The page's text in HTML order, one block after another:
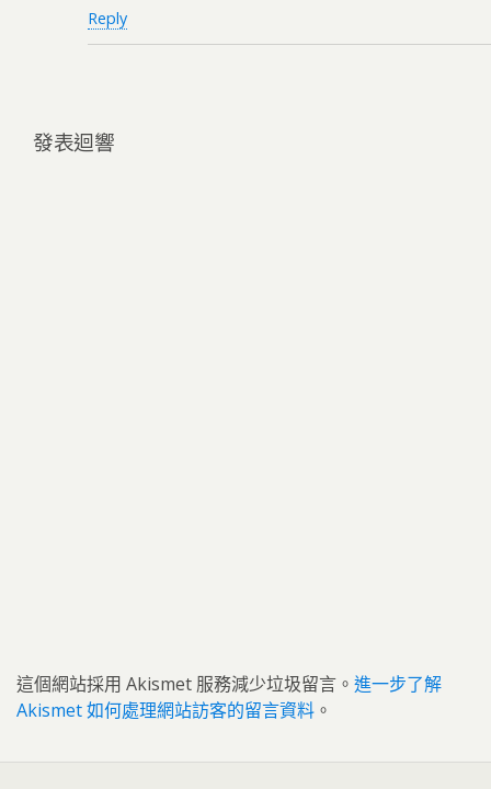
Reply
發表迴響
這個網站採用 Akismet 服務減少垃圾留言。 進一步了解
Akismet 如何處理網站訪客的留言資料 。